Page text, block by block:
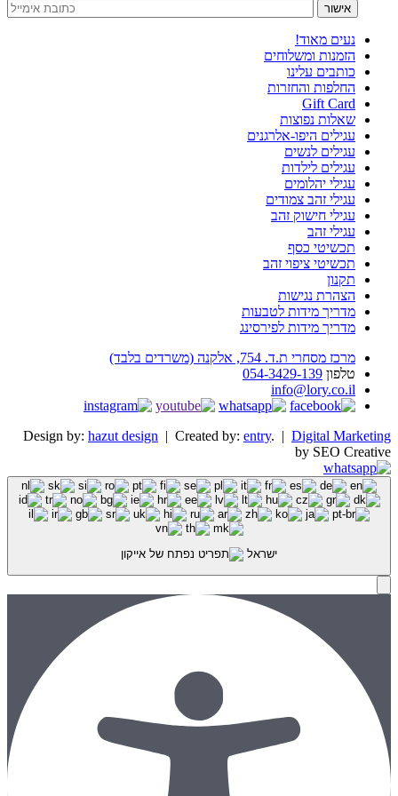
נעים מאוד!
הזמנות ומשלוחים
כותבים עלינו
החלפות והחזרות
Gift Card
שאלות נפוצות
עגילים היפו-אלרגנים
עגילים לנשים
עגילים לילדות
עגילי יהלומים
עגילי זהב צמודים
עגילי חישוק זהב
עגילי זהב
תכשיטי כסף
תכשיטי ציפוי זהב
תקנון
הצהרת נגישות
מדריך מידות לטבעות
מדריך מידות לפירסינג
מרכז מסחרי ת.ד. 754, אלקנה (משרדים בלבד)
טלפון 054-3429-139
info@lory.co.il
Design by: hazut design | Created by: entry. | Digital Marketing
by SEO Creative
ישראל